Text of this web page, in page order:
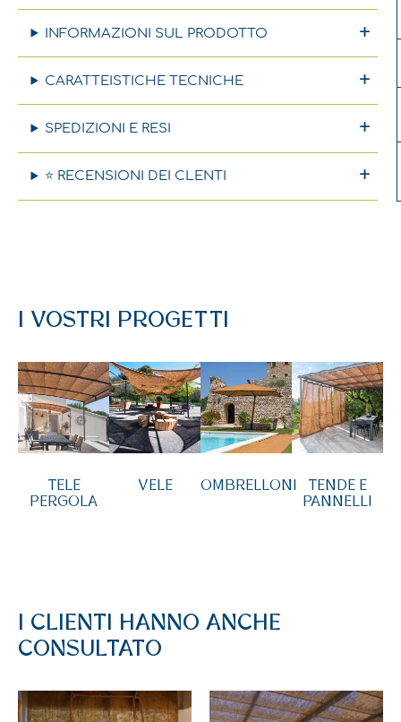
INFORMAZIONI SUL PRODOTTO
CARATTEISTICHE TECNICHE
SPEDIZIONI E RESI
⭐ RECENSIONI DEI CLENTI
I VOSTRI PROGETTI
TELE
PERGOLA
VELE OMBRELLONI
TENDE E
PANNELLI
I CLIENTI HANNO ANCHE
CONSULTATO